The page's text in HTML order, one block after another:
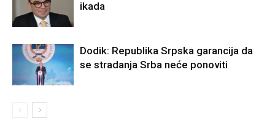
ikada
Dodik: Republika Srpska garancija da
se stradanja Srba neće ponoviti